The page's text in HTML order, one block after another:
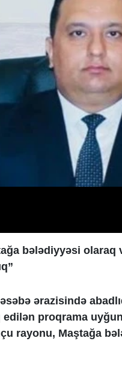
bələdiyyəsi
ərazisində
proqrama
rayonu, Maştağa